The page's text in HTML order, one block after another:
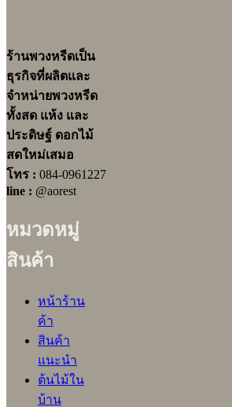
ร้านพวงหรีดเป็น
ธุรกิจที่ผลิตและ
จำหน่ายพวงหรีด
ทั้งสด แห้ง และ
ประดิษฐ์ ดอกไม้
สดใหม่เสมอ
โทร : 084-0961227
line : @aorest
หมวดหมู่
สินค้า
หน้าร้าน
ค้า
สินค้า
แนะนำ
ต้นไม้ใน
บ้าน